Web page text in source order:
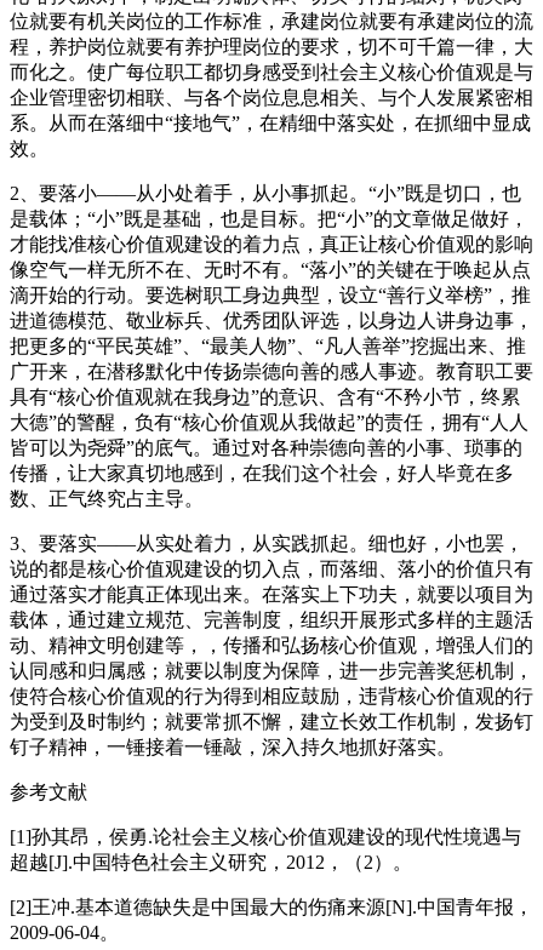
位就要有机关岗位的工作标准，承建岗位就要有承建岗位的流
程，养护岗位就要有养护理岗位的要求，切不可千篇一律，大
而化之。使广每位职工都切身感受到社会主义核心价值观是与
企业管理密切相联、与各个岗位息息相关、与个人发展紧密相
系。从而在落细中“接地气”，在精细中落实处，在抓细中显成
效。
2、要落小——从小处着手，从小事抓起。“小”既是切口，也
是载体；“小”既是基础，也是目标。把“小”的文章做足做好，
才能找准核心价值观建设的着力点，真正让核心价值观的影响
像空气一样无所不在、无时不有。“落小”的关键在于唤起从点
滴开始的行动。要选树职工身边典型，设立“善行义举榜”，推
进道德模范、敬业标兵、优秀团队评选，以身边人讲身边事，
把更多的“平民英雄”、“最美人物”、“凡人善举”挖掘出来、推
广开来，在潜移默化中传扬崇德向善的感人事迹。教育职工要
具有“核心价值观就在我身边”的意识、含有“不矜小节，终累
大德”的警醒，负有“核心价值观从我做起”的责任，拥有“人人
皆可以为尧舜”的底气。通过对各种崇德向善的小事、琐事的
传播，让大家真切地感到，在我们这个社会，好人毕竟在多
数、正气终究占主导。
3、要落实——从实处着力，从实践抓起。细也好，小也罢，
说的都是核心价值观建设的切入点，而落细、落小的价值只有
通过落实才能真正体现出来。在落实上下功夫，就要以项目为
载体，通过建立规范、完善制度，组织开展形式多样的主题活
动、精神文明创建等，，传播和弘扬核心价值观，增强人们的
认同感和归属感；就要以制度为保障，进一步完善奖惩机制，
使符合核心价值观的行为得到相应鼓励，违背核心价值观的行
为受到及时制约；就要常抓不懈，建立长效工作机制，发扬钉
钉子精神，一锤接着一锤敲，深入持久地抓好落实。
参考文献
[1]孙其昂，侯勇.论社会主义核心价值观建设的现代性境遇与
超越[J].中国特色社会主义研究，2012，（2）。
[2]王冲.基本道德缺失是中国最大的伤痛来源[N].中国青年报，
2009-06-04。